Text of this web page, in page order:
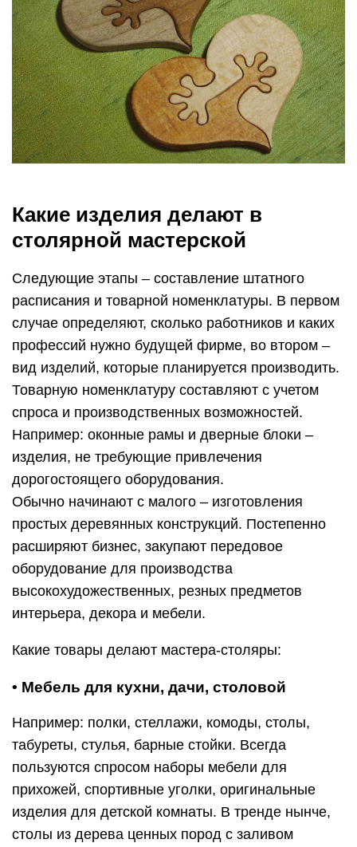
Какие изделия делают в
столярной мастерской
Следующие этапы – составление штатного
расписания и товарной номенклатуры. В первом
случае определяют, сколько работников и каких
профессий нужно будущей фирме, во втором –
вид изделий, которые планируется производить.
Товарную номенклатуру составляют с учетом
спроса и производственных возможностей.
Например: оконные рамы и дверные блоки –
изделия, не требующие привлечения
дорогостоящего оборудования.
Обычно начинают с малого – изготовления
простых деревянных конструкций. Постепенно
расширяют бизнес, закупают передовое
оборудование для производства
высокохудожественных, резных предметов
интерьера, декора и мебели.
Какие товары делают мастера-столяры:
• Мебель для кухни, дачи, столовой
Например: полки, стеллажи, комоды, столы,
табуреты, стулья, барные стойки. Всегда
пользуются спросом наборы мебели для
прихожей, спортивные уголки, оригинальные
изделия для детской комнаты. В тренде нынче,
столы из дерева ценных пород с заливом